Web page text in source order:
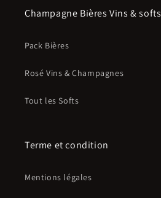
Champagne Bières Vins & softs
Pack Bières
Rosé Vins & Champagnes
Tout les Softs
Terme et condition
Mentions légales